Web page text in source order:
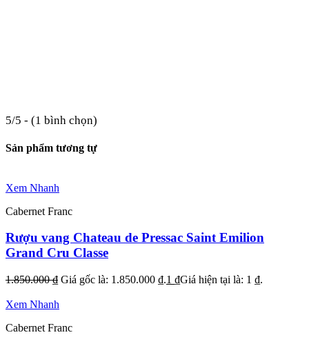
5/5 - (1 bình chọn)
Sản phẩm tương tự
Xem Nhanh
Cabernet Franc
Rượu vang Chateau de Pressac Saint Emilion
Grand Cru Classe
1.850.000₫ Giá gốc là: 1.850.000 ₫.1 ₫Giá hiện tại là: 1 ₫.
Xem Nhanh
Cabernet Franc